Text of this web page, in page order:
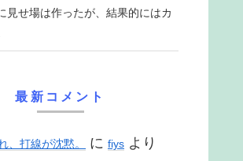
見せ場は作ったが、結果的にはカ
最新コメント
、打線が沈黙。 に fiys より